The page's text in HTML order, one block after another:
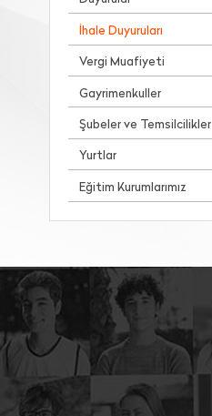
İhale Duyuruları
Vergi Muafiyeti
Gayrimenkuller
Şubeler ve Temsilcilikler
Yurtlar
Eğitim Kurumlarımız